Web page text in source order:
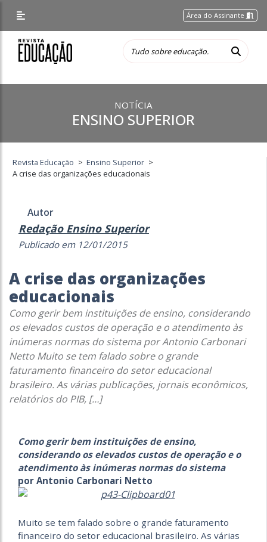
Área do Assinante
NOTÍCIA
ENSINO SUPERIOR
Revista Educação > Ensino Superior >
A crise das organizações educacionais
Autor
Redação Ensino Superior
Publicado em 12/01/2015
A crise das organizações
educacionais
Como gerir bem instituições de ensino, considerando
os elevados custos de operação e o atendimento às
inúmeras normas do sistema por Antonio Carbonari
Netto Muito se tem falado sobre o grande
faturamento financeiro do setor educacional
brasileiro. As várias publicações, jornais econômicos,
relatórios do PIB, […]
Como gerir bem instituições de ensino,
considerando os elevados custos de operação e o
atendimento às inúmeras normas do sistema
por Antonio Carbonari Netto
Muito se tem falado sobre o grande faturamento
financeiro do setor educacional brasileiro. As várias